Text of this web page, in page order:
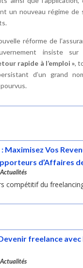
un nouveau régime de
réforme de
insiste
rapide à l’emploi »,
d’un grand
Maximisez Vos
d’Affaires
Actualités
compétitif du
freelance
Actualités